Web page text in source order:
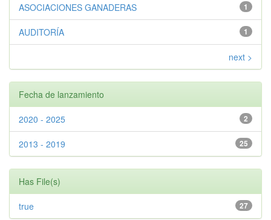
1
ASOCIACIONES GANADERAS
1
AUDITORÍA
next >
Fecha de lanzamiento
2
2020 - 2025
25
2013 - 2019
Has File(s)
27
true